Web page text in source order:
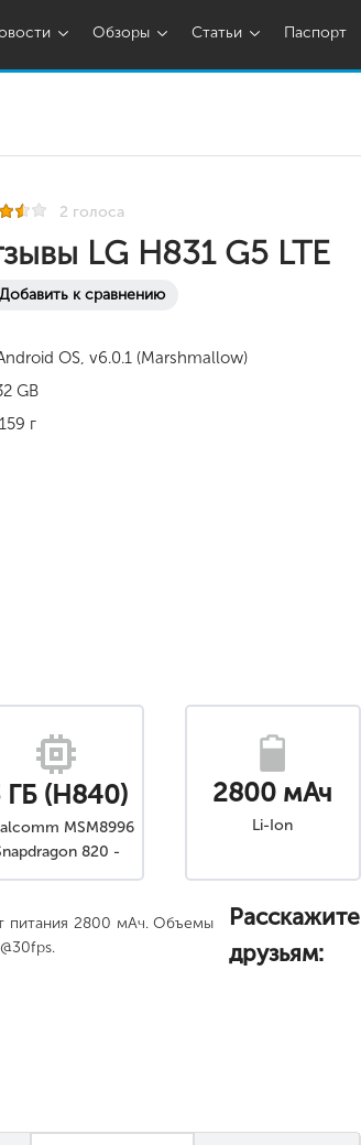
Обзоры Статьи Паспорт
2 голоса
LG H831 G5 LTE
Добавить к сравнению
OS, v6.0.1 (Marshmallow)
GB
159 г
ГБ (H840)
MSM8996
820 -
652 - H840
2800 мАч
Li-Ion
питания 2800 мАч. Объемы
Расскажите
друзьям: